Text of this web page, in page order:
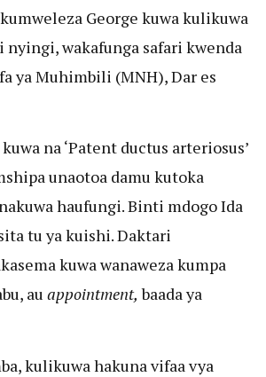
George kuwa kulikuwa
nyingi, wakafunga safari kwenda
ya Muhimbili (MNH), Dar es
na ‘Patent ductus arteriosus’
unaotoa damu kutoka
haufungi. Binti mdogo Ida
tu ya kuishi. Daktari
kuwa wanaweza kumpa
au appointment, baada ya
kulikuwa hakuna vifaa vya